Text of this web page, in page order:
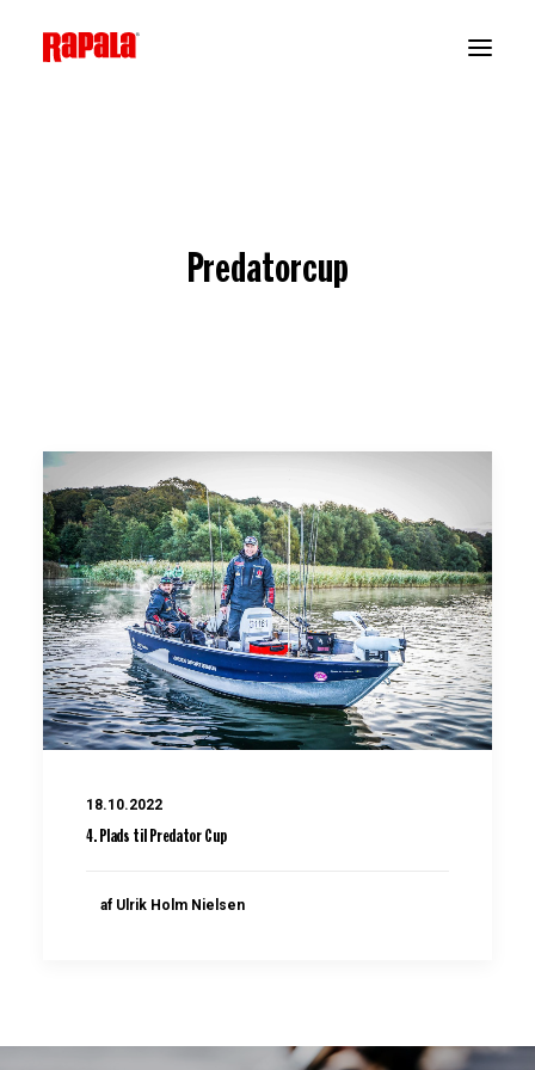
Predatorcup
18.10.2022
4. Plads til Predator Cup
af Ulrik Holm Nielsen